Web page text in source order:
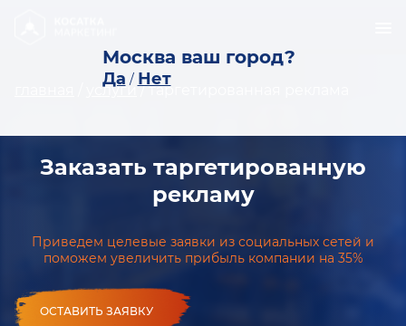
Москва ваш город?
Да / Нет
услуги /таргетированная реклама
Заказать таргетированную
рекламу
Приведем целевые заявки из социальных сетей и
поможем увеличить прибыль компании на 35%
ОСТАВИТЬ ЗАЯВКУ